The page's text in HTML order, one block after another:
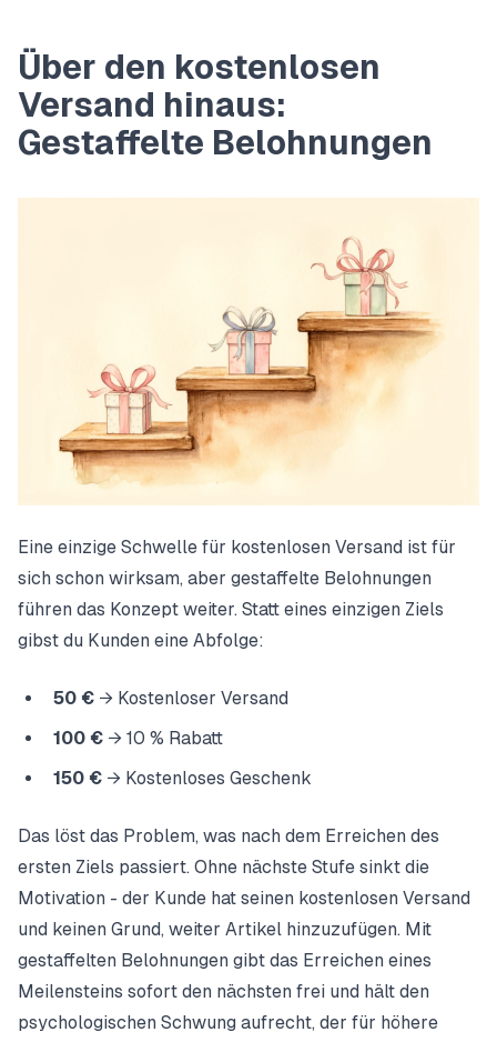
Über den kostenlosen
Versand hinaus:
Gestaffelte Belohnungen
Eine einzige Schwelle für kostenlosen Versand ist für
sich schon wirksam, aber gestaffelte Belohnungen
führen das Konzept weiter. Statt eines einzigen Ziels
gibst du Kunden eine Abfolge:
50 € → Kostenloser Versand
100 € → 10 % Rabatt
150 € → Kostenloses Geschenk
Das löst das Problem, was nach dem Erreichen des
ersten Ziels passiert. Ohne nächste Stufe sinkt die
Motivation - der Kunde hat seinen kostenlosen Versand
und keinen Grund, weiter Artikel hinzuzufügen. Mit
gestaffelten Belohnungen gibt das Erreichen eines
Meilensteins sofort den nächsten frei und hält den
psychologischen Schwung aufrecht, der für höhere